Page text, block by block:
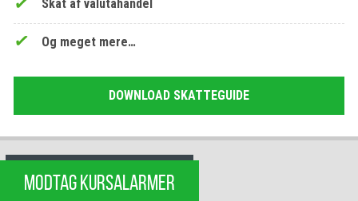
Skat af valutahandel
Og meget mere…
DOWNLOAD SKATTEGUIDE
MODTAG KURSALARMER